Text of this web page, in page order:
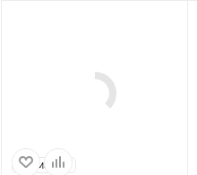
Германия